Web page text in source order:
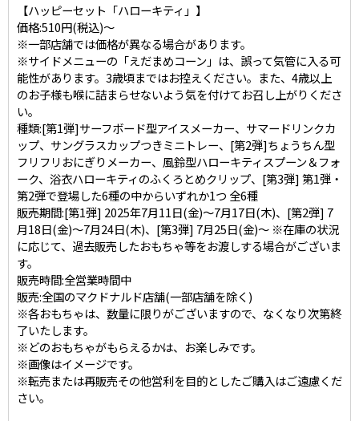
【ハッピーセット「ハローキティ」】
価格:510円(税込)～
※一部店舗では価格が異なる場合があります。
※サイドメニューの「えだまめコーン」は、誤って気管に入る可
能性があります。3歳頃まではお控えください。また、4歳以上
のお子様も喉に詰まらせないよう気を付けてお召し上がりくださ
い。
種類:[第1弾]サーフボード型アイスメーカー、サマードリンクカ
ップ、サングラスカップつきミニトレー、[第2弾]ちょうちん型
フリフリおにぎりメーカー、風鈴型ハローキティスプーン＆フォ
ーク、浴衣ハローキティのふくろとめクリップ、[第3弾] 第1弾・
第2弾で登場した6種の中からいずれか1つ 全6種
販売期間:[第1弾] 2025年7月11日(金)～7月17日(木)、[第2弾] 7
月18日(金)～7月24日(木)、[第3弾] 7月25日(金)～ ※在庫の状況
に応じて、過去販売したおもちゃ等をお渡しする場合がございま
す。
販売時間:全営業時間中
販売:全国のマクドナルド店舗(一部店舗を除く)
※各おもちゃは、数量に限りがございますので、なくなり次第終
了いたします。
※どのおもちゃがもらえるかは、お楽しみです。
※画像はイメージです。
※転売または再販売その他営利を目的としたご購入はご遠慮くだ
さい。